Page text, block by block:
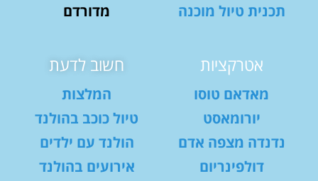
תכנית טיול מוכנה
מדורדם
אטרקציות
מאדאם טוסו
יורומאסט
נדנדה מצפה אדם
דולפינריום
חשוב לדעת
המלצות
טיול כוכב בהולנד
הולנד עם ילדים
אירועים בהולנד